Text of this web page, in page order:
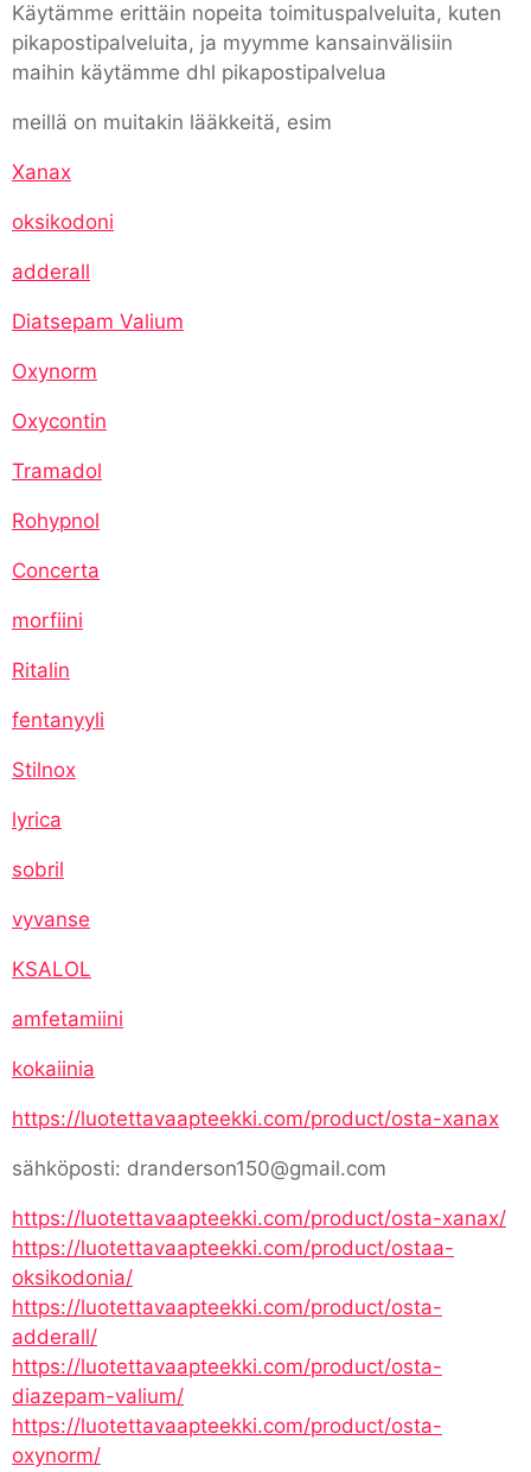
Käytämme erittäin nopeita toimituspalveluita, kuten
pikapostipalveluita, ja myymme kansainvälisiin
maihin käytämme dhl pikapostipalvelua
meillä on muitakin lääkkeitä, esim
Xanax
oksikodoni
adderall
Diatsepam Valium
Oxynorm
Oxycontin
Tramadol
Rohypnol
Concerta
morfiini
Ritalin
fentanyyli
Stilnox
lyrica
sobril
vyvanse
KSALOL
amfetamiini
kokaiinia
https://luotettavaapteekki.com/product/osta-xanax
sähköposti: dranderson150@gmail.com
https://luotettavaapteekki.com/product/osta-xanax/
https://luotettavaapteekki.com/product/ostaa-
oksikodonia/
https://luotettavaapteekki.com/product/osta-
adderall/
https://luotettavaapteekki.com/product/osta-
diazepam-valium/
https://luotettavaapteekki.com/product/osta-
oxynorm/